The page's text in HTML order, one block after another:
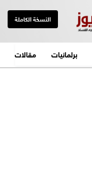
النسخة الكاملة
برلمانيات مقالات